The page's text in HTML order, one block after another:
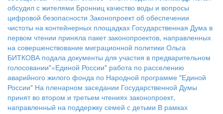
обсудил с жителями Бронниц качество воды и вопросы
цифровой безопасности Законопроект об обеспечении
чистоты на контейнерных площадках Государственная Дума в
первом чтении приняла пакет законопроектов, направленных
на совершенствование миграционной политики Ольга
БИТКОВА подала документы для участия в предварительном
голосовании"«Единой России" работа по расселению
аварийного жилого фонда по Народной программе "Единой
России" На пленарном заседании Государственной Думы
принят во втором и третьем чтениях законопроект,
направленный на поддержку семей с детьми В рамках